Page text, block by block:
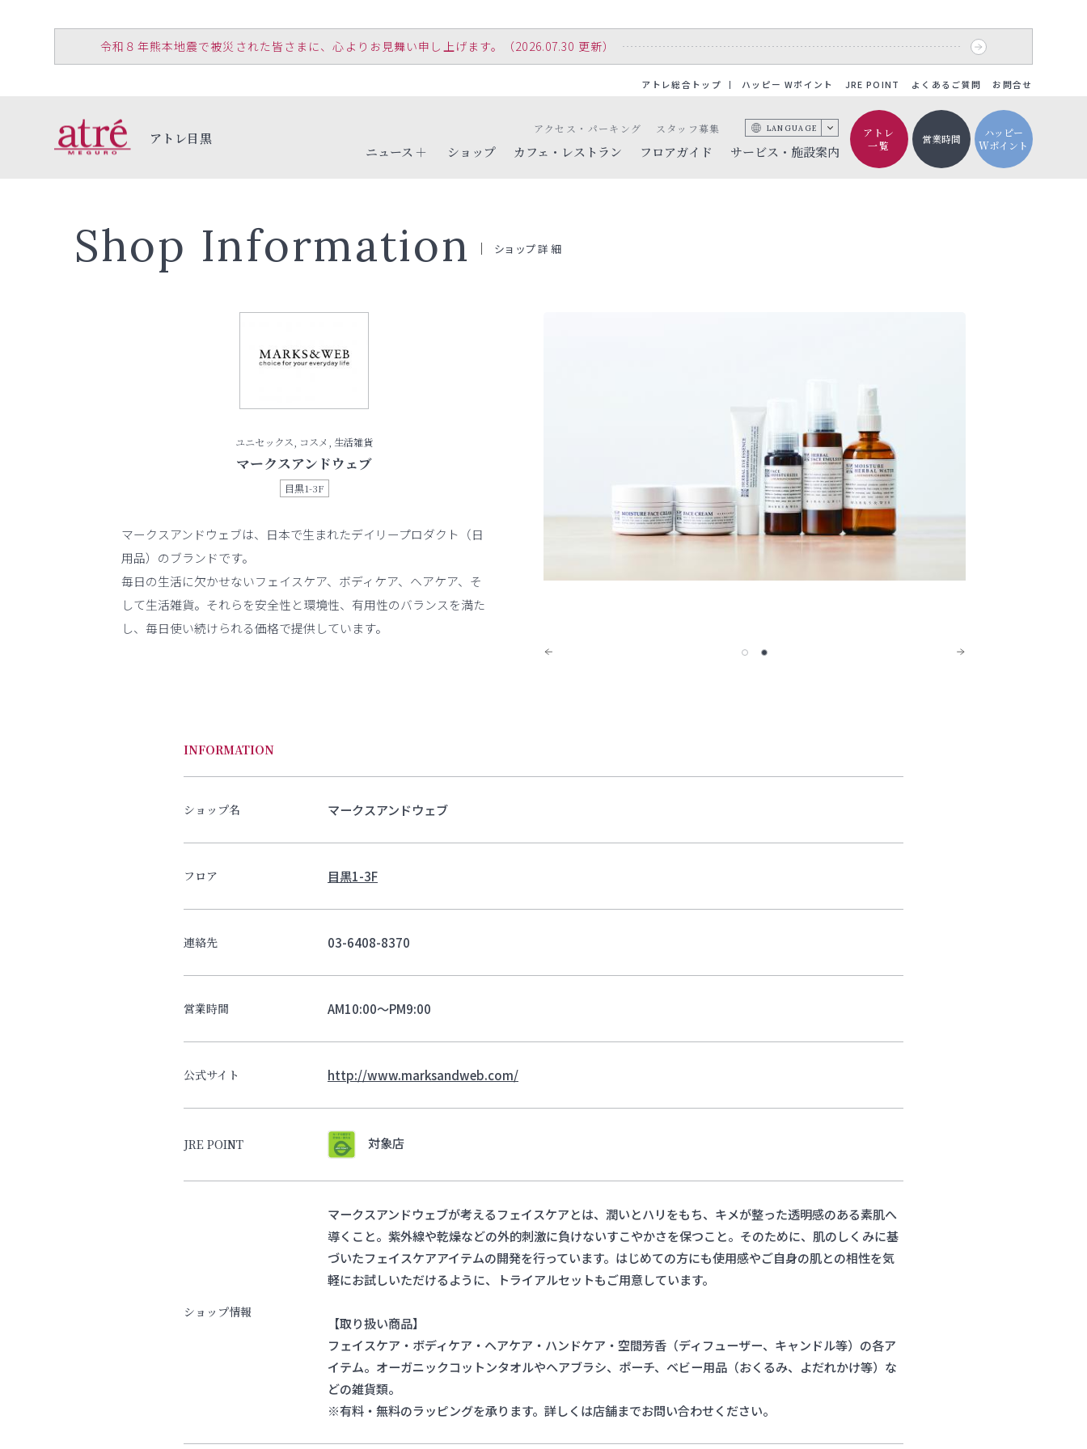
令和８年熊本地震で被災された皆さまに、心よりお見舞い申し上げます。（2026.07.30 更新）
アトレ総合トップ ハッピー Wポイント JRE POINT よくあるご質問 お問合せ
アトレ目黒
ニュース
ショップ カフェ・レストラン フロアガイド サービス・施設案内
アクセス・パーキング スタッフ募集 LANGUAGE
アトレ
一覧
営業時間
ハッピー
Wポイント
Shop Information ショップ詳細
ユニセックス, コスメ, 生活雑貨
マークスアンドウェブ
目黒1-3F
マークスアンドウェブは、日本で生まれたデイリープロダクト（日
用品）のブランドです。
毎日の生活に欠かせないフェイスケア、ボディケア、ヘアケア、そ
して生活雑貨。それらを安全性と環境性、有用性のバランスを満た
し、毎日使い続けられる価格で提供しています。
INFORMATION
ショップ名 マークスアンドウェブ
フロア 目黒1-3F
連絡先 03-6408-8370
営業時間 AM10:00～PM9:00
公式サイト http://www.marksandweb.com/
JRE POINT 対象店
ショップ情報
マークスアンドウェブが考えるフェイスケアとは、潤いとハリをもち、キメが整った透明感のある素肌へ
導くこと。紫外線や乾燥などの外的刺激に負けないすこやかさを保つこと。そのために、肌のしくみに基
づいたフェイスケアアイテムの開発を行っています。はじめての方にも使用感やご自身の肌との相性を気
軽にお試しいただけるように、トライアルセットもご用意しています。
【取り扱い商品】
フェイスケア・ボディケア・ヘアケア・ハンドケア・空間芳香（ディフューザー、キャンドル等）の各ア
イテム。オーガニックコットンタオルやヘアブラシ、ポーチ、ベビー用品（おくるみ、よだれかけ等）な
どの雑貨類。
※有料・無料のラッピングを承ります。詳しくは店舗までお問い合わせください。